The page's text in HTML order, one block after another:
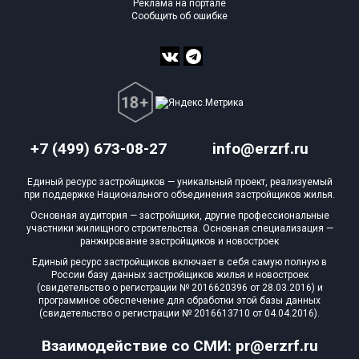
+7 (499) 673-08-27 info@erzrf.ru
Взаимодействие со СМИ: pr@erzrf.ru
Реклама на портале
Сообщить об ошибке
Единый ресурс застройщиков — уникальный проект, реализуемый
при поддержке Национального объединения застройщиков жилья.
Основная аудитория — застройщики, другие профессиональные
участники жилищного строительства. Основная специализация —
ранжирование застройщиков и новостроек
Единый ресурс застройщиков включает в себя самую полную в
России базу данных застройщиков жилья и новостроек
(свидетельство о регистрации № 2016620396 от 28.03.2016) и
программное обеспечение для обработки этой базы данных
(свидетельство о регистрации № 2016613710 от 04.04.2016).